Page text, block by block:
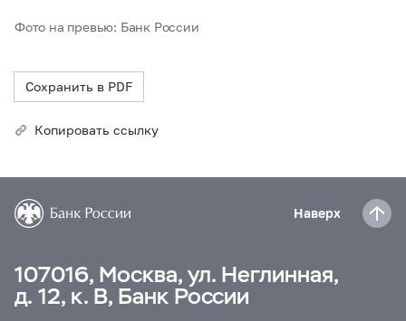
Фото на превью: Банк России
Сохранить в PDF
Копировать ссылку
Наверх
107016, Москва, ул. Неглинная,
д. 12, к. В, Банк России